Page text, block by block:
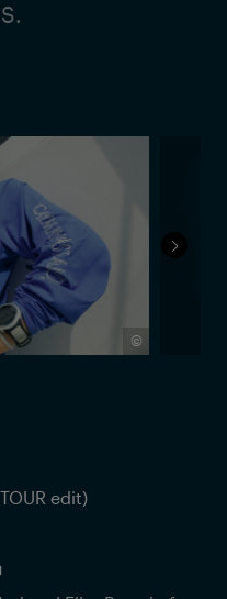
©
edit)